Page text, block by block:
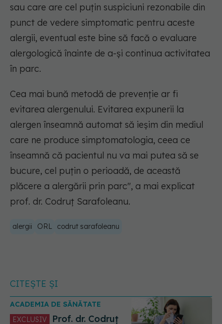
sau care are cel puțin suspiciuni rezonabile din
punct de vedere simptomatic pentru aceste
alergii, eventual este bine să facă o evaluare
alergologică înainte de a-și continua activitatea
în parc.
Cea mai bună metodă de prevenție ar fi
evitarea alergenului. Evitarea expunerii la
alergen înseamnă automat să ieșim din mediul
care ne produce simptomatologia, ceea ce
înseamnă că pacientul nu va mai putea să se
bucure, cel puțin o perioadă, de această
plăcere a alergării prin parc", a mai explicat
prof. dr. Codruț Sarafoleanu.
alergii ORL codrut sarafoleanu
CITEȘTE ȘI
ACADEMIA DE SĂNĂTATE
EXCLUSIV